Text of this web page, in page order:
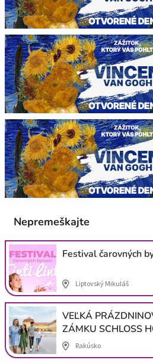
Nepremeškajte
Festival čarovných
Liptovský Mikuláš
VEĽKÁ
ZÁMKU SCHLOSS
Rakúsko